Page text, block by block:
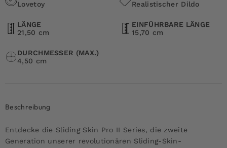
Lovetoy
Realistischer Dildo
LÄNGE
21,50 cm
EINFÜHRBARE LÄNGE
15,70 cm
DURCHMESSER (MAX.)
4,50 cm
Beschreibung
Entdecke die Sliding Skin Pro II Series, die zweite
Generation unserer revolutionären Sliding-Skin-